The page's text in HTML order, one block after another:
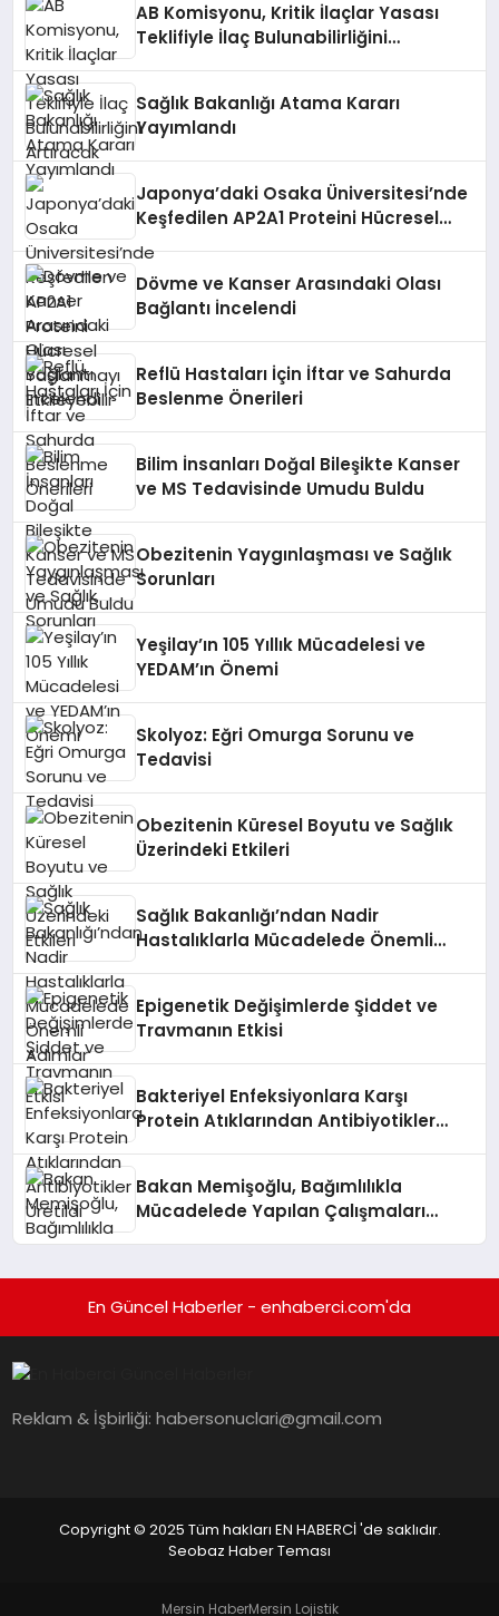
AB Komisyonu, Kritik İlaçlar Yasası
Teklifiyle İlaç Bulunabilirliğini
Sağlık Bakanlığı Atama Kararı
Yayımlandı
Japonya’daki Osaka Üniversitesi’nde
Keşfedilen AP2A1 Proteini Hücresel
Yaşlanmayı Etkileyebilir
Dövme ve Kanser Arasındaki Olası
Bağlantı İncelendi
Reflü Hastaları İçin İftar ve Sahurda
Beslenme Önerileri
Bilim İnsanları Doğal Bileşikte Kanser
ve MS Tedavisinde Umudu Buldu
Obezitenin Yaygınlaşması ve Sağlık
Sorunları
Yeşilay’ın 105 Yıllık Mücadelesi ve
YEDAM’ın Önemi
Skolyoz: Eğri Omurga Sorunu ve
Tedavisi
Obezitenin Küresel Boyutu ve Sağlık
Üzerindeki Etkileri
Sağlık Bakanlığı’ndan Nadir
Hastalıklarla Mücadelede Önemli
Epigenetik Değişimlerde Şiddet ve
Travmanın Etkisi
Bakteriyel Enfeksiyonlara Karşı
Protein Atıklarından Antibiyotikler
Bakan Memişoğlu, Bağımlılıkla
Mücadelede Yapılan Çalışmaları
En Güncel Haberler - enhaberci.com'da
Reklam & İşbirliği:habersonuclari@gmail.com
Copyright © 2025 Tüm hakları EN HABERCİ 'de saklıdır.
Seobaz Haber Teması
Mersin HaberMersin Lojistik